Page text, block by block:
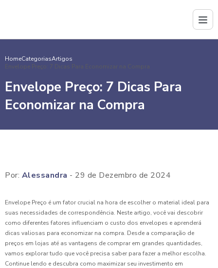
HomeCategoriasArtigos
Envelope Preço: 7 Dicas Para Economizar na Compra
Envelope Preço: 7 Dicas Para
Economizar na Compra
Por: Alessandra - 29 de Dezembro de 2024
Envelope Preço é um fator crucial na hora de escolher o material ideal para
suas necessidades de correspondência. Neste artigo, você vai descobrir
como diferentes fatores influenciam o custo dos envelopes e aprenderá
dicas valiosas para economizar na compra. Desde a comparação de
preços em lojas até as vantagens de comprar em grandes quantidades,
vamos explorar tudo que você precisa saber para fazer a melhor escolha.
Continue lendo e descubra como maximizar seu investimento em